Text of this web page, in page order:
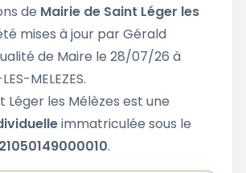
de Mairie de Saint Léger les
mises à jour par Gérald
de Maire le 28/07/26 à
MELEZES.
Léger les Mélèzes est une
immatriculée sous le
21050149000010.